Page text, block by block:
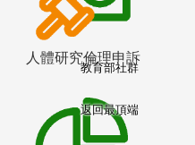
人體研究倫理申訴
教育部社群
返回最頂端